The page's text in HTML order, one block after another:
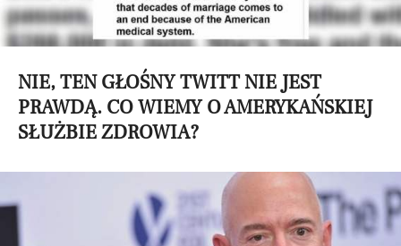
NIE, TEN GŁOŚNY TWITT NIE JEST
PRAWDĄ. CO WIEMY O AMERYKAŃSKIEJ
SŁUŻBIE ZDROWIA?